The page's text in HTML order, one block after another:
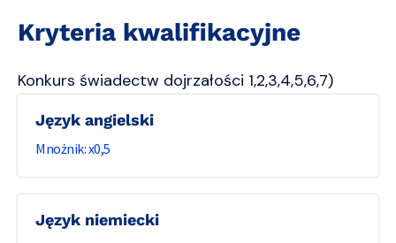
Kryteria kwalifikacyjne
Konkurs świadectw dojrzałości 1,2,3,4,5,6,7)
Język angielski
0,5
Język niemiecki